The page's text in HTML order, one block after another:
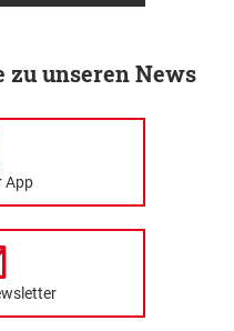
zu unseren News
App